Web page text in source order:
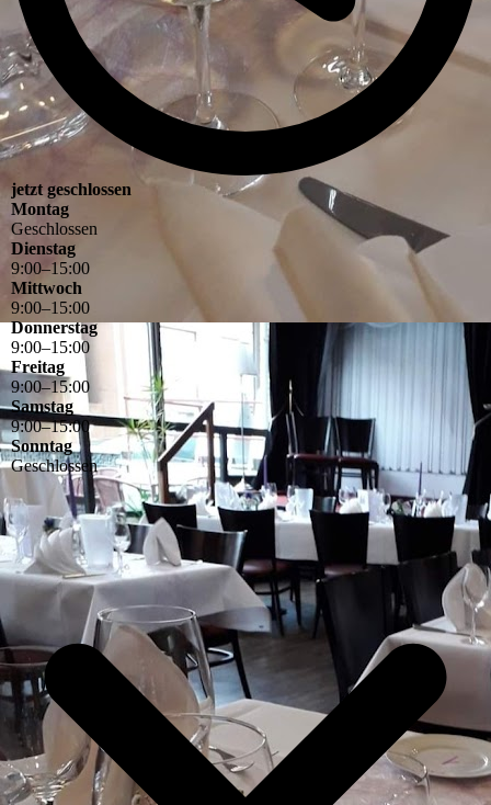
jetzt geschlossen
Montag
Geschlossen
Dienstag
9:00–15:00
Mittwoch
9:00–15:00
Donnerstag
9:00–15:00
Freitag
9:00–15:00
Samstag
9:00–15:00
Sonntag
Geschlossen